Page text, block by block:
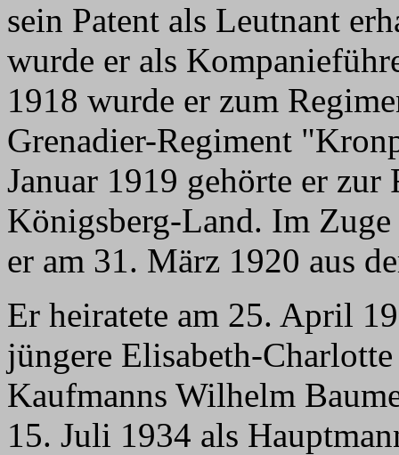
sein Patent als Leutnant
wurde er als
1918 wurde er zum
Grenadier-Regiment
Januar 1919 gehörte er
Königsberg-Land. Im
er am 31. März 1920 aus
Er heiratete am 25. April
jüngere Elisabeth-
Kaufmanns Wilhelm
15. Juli 1934 als